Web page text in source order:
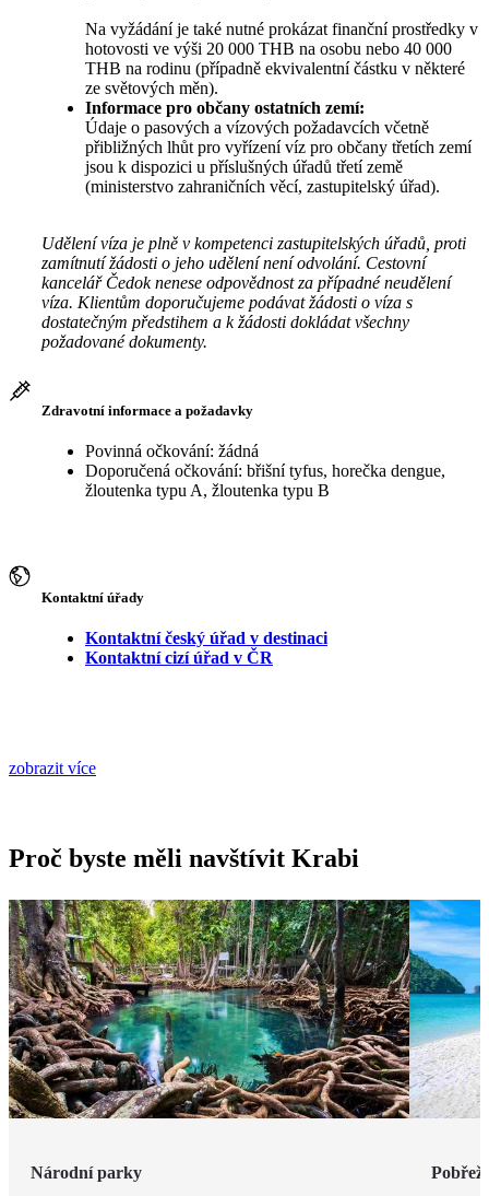
Na vyžádání je také nutné prokázat finanční prostředky v
hotovosti ve výši 20 000 THB na osobu nebo 40 000
THB na rodinu (případně ekvivalentní částku v některé
ze světových měn).
Informace pro občany ostatních zemí:
Údaje o pasových a vízových požadavcích včetně
přibližných lhůt pro vyřízení víz pro občany třetích zemí
jsou k dispozici u příslušných úřadů třetí země
(ministerstvo zahraničních věcí, zastupitelský úřad).
Udělení víza je plně v kompetenci zastupitelských úřadů, proti
zamítnutí žádosti o jeho udělení není odvolání. Cestovní
kancelář Čedok nenese odpovědnost za případné neudělení
víza. Klientům doporučujeme podávat žádosti o víza s
dostatečným předstihem a k žádosti dokládat všechny
požadované dokumenty.
Zdravotní informace a požadavky
Povinná očkování: žádná
Doporučená očkování: břišní tyfus, horečka dengue,
žloutenka typu A, žloutenka typu B
Kontaktní úřady
Kontaktní český úřad v destinaci
Kontaktní cizí úřad v ČR
zobrazit více
Proč byste měli navštívit Krabi
Národní parky Pobřeží